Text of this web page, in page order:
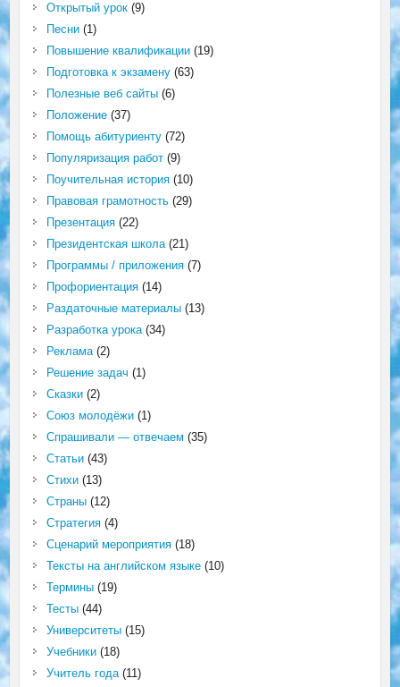
Открытый урок(9)
Песни(1)
Повышение квалификации(19)
Подготовка к экзамену(63)
Полезные веб сайты(6)
Положение(37)
Помощь абитуриенту(72)
Популяризация работ(9)
Поучительная история(10)
Правовая грамотность(29)
Презентация(22)
Президентская школа(21)
Программы / приложения(7)
Профориентация(14)
Раздаточные материалы(13)
Разработка урока(34)
Реклама(2)
Решение задач (1)
Сказки(2)
Союз молодёжи(1)
Спрашивали — отвечаем (35)
Статьи(43)
Стихи(13)
Страны(12)
Стратегия(4)
Сценарий мероприятия(18)
Тексты на английском языке(10)
Термины(19)
Тесты(44)
Университеты(15)
Учебники(18)
Учитель года(11)